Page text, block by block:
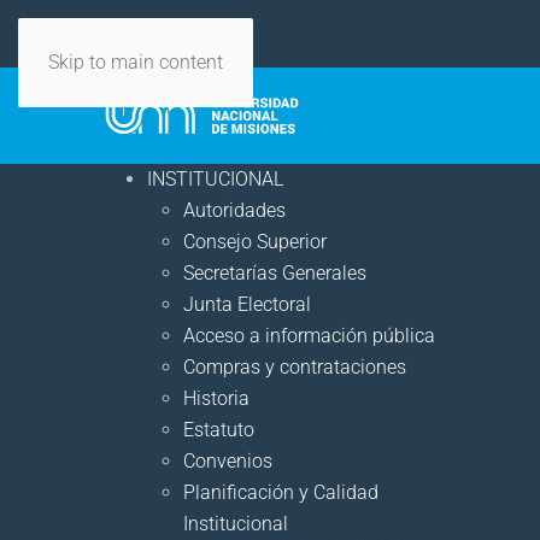
Skip to main content
INSTITUCIONAL
Autoridades
Consejo Superior
Secretarías Generales
Junta Electoral
Acceso a información pública
Compras y contrataciones
Historia
Estatuto
Convenios
Planificación y Calidad
Institucional